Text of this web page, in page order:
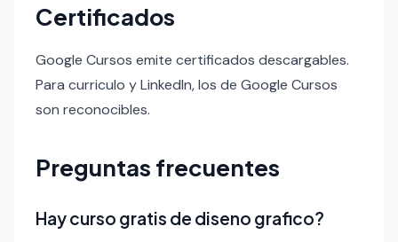
Certificados
Google Cursos emite certificados descargables.
Para curriculo y LinkedIn, los de Google Cursos
son reconocibles.
Preguntas frecuentes
Hay curso gratis de diseno grafico?